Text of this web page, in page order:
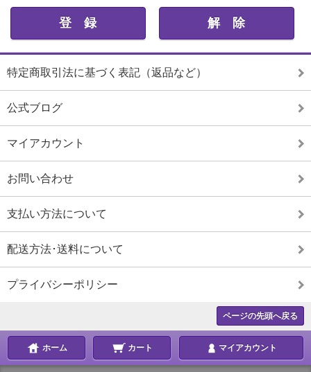
特定商取引法に基づく表記（返品など）
公式ブログ
マイアカウント
お問い合わせ
支払い方法について
配送方法･送料について
プライバシーポリシー
ページの先頭へ戻る
ホーム カート マイアカウント